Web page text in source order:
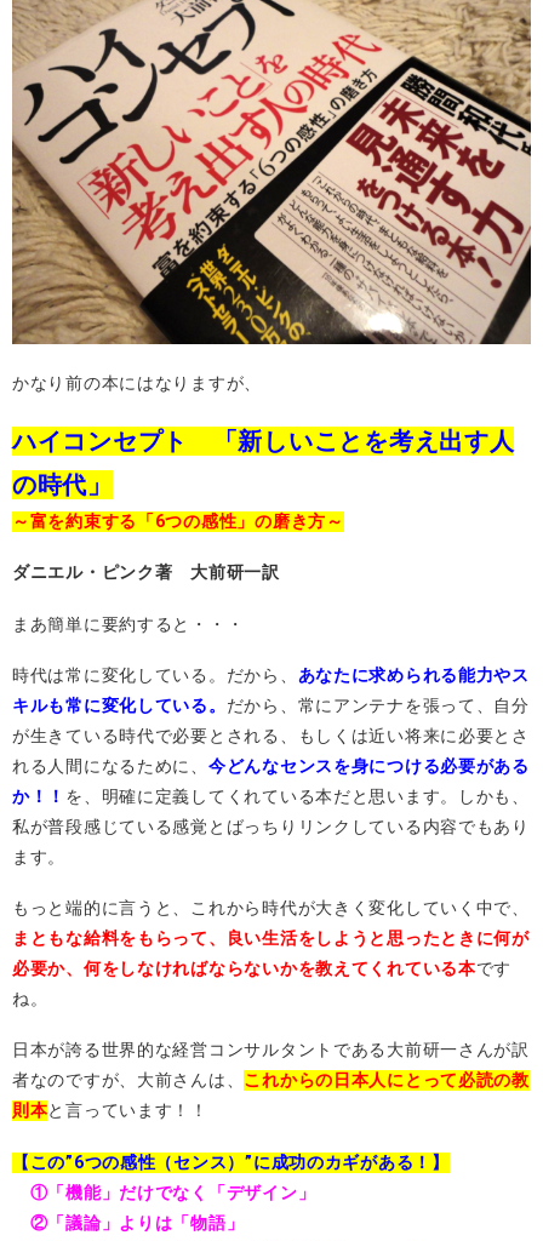
かなり前の本にはなりますが、
ハイコンセプト 「新しいことを考え出す人
の時代」
～富を約束する「6つの感性」の磨き方～
ダニエル・ピンク著 大前研一訳
まあ簡単に要約すると・・・
時代は常に変化している。だから、 あなたに求められる能力やス
キルも常に変化している。 だから、常にアンテナを張って、自分
が生きている時代で必要とされる、もしくは近い将来に必要とさ
れる人間になるために、 今どんなセンスを身につける必要がある
か！！ を、明確に定義してくれている本だと思います。しかも、
私が普段感じている感覚とばっちりリンクしている内容でもあり
ます。
もっと端的に言うと、これから時代が大きく変化していく中で、
まともな給料をもらって、良い生活をしようと思ったときに何が
必要か、何をしなければならないかを教えてくれている本です
ね。
日本が誇る世界的な経営コンサルタントである大前研一さんが訳
者なのですが、大前さんは、 これからの日本人にとって必読の教
則本と言っています！！
【この”6つの感性（センス）”に成功のカギがある！】
①「機能」だけでなく「デザイン」
②「議論」よりは「物語」